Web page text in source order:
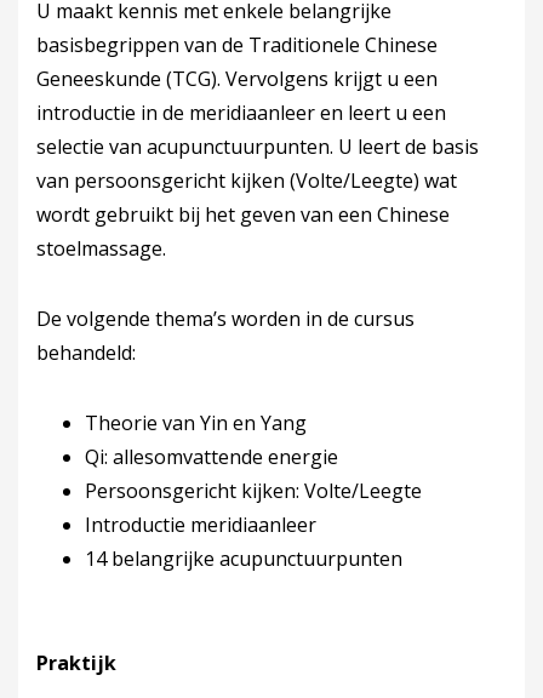
U maakt kennis met enkele belangrijke
basisbegrippen van de Traditionele Chinese
Geneeskunde (TCG). Vervolgens krijgt u een
introductie in de meridiaanleer en leert u een
selectie van acupunctuurpunten. U leert de basis
van persoonsgericht kijken (Volte/Leegte) wat
wordt gebruikt bij het geven van een Chinese
stoelmassage.
De volgende thema’s worden in de cursus
behandeld:
Theorie van Yin en Yang
Qi: allesomvattende energie
Persoonsgericht kijken: Volte/Leegte
Introductie meridiaanleer
14 belangrijke acupunctuurpunten
Praktijk